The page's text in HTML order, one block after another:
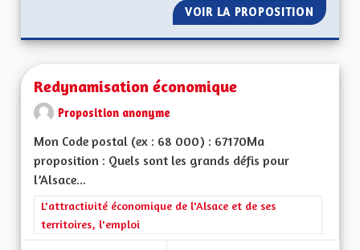
VOIR LA PROPOSITION
Redynamisation économique
Proposition anonyme
Mon Code postal (ex : 68 000) : 67170Ma
proposition : Quels sont les grands défis pour
l’Alsace...
Filtrer les résultats de la catégorie : L'attractivité
L'attractivité économique de l'Alsace et de ses
territoires, l'emploi